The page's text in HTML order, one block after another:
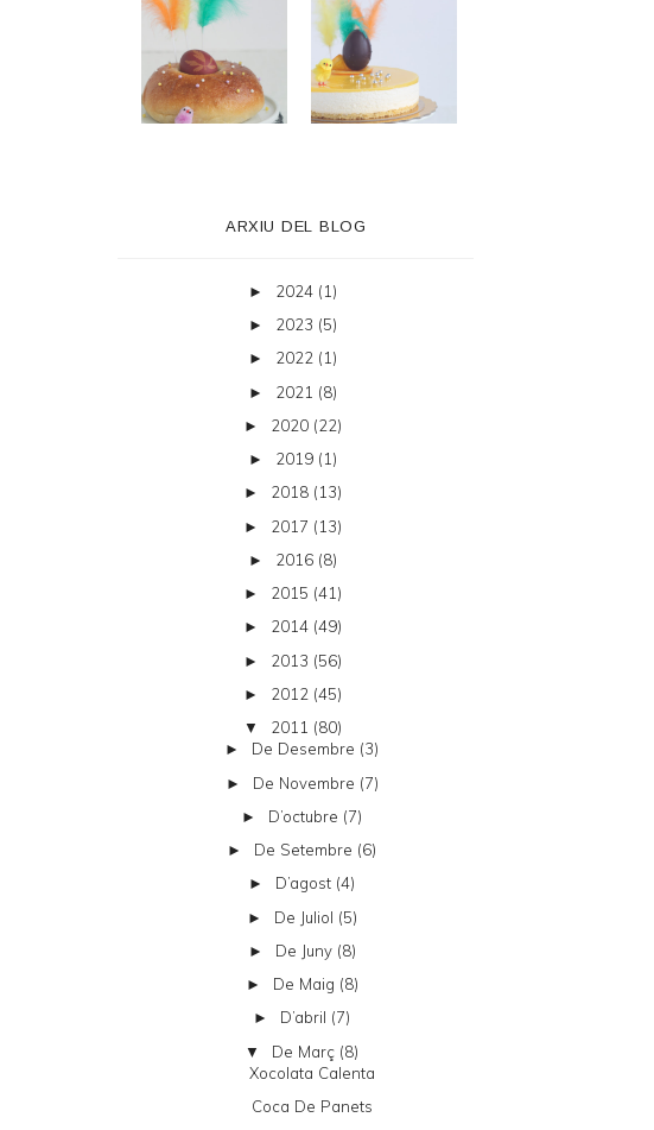
ARXIU DEL BLOG
► 2024 (1)
► 2023 (5)
► 2022 (1)
► 2021 (8)
► 2020 (22)
► 2019 (1)
► 2018 (13)
► 2017 (13)
► 2016 (8)
► 2015 (41)
► 2014 (49)
► 2013 (56)
► 2012 (45)
▼ 2011 (80)
► De Desembre (3)
► De Novembre (7)
► D’octubre (7)
► De Setembre (6)
► D’agost (4)
► De Juliol (5)
► De Juny (8)
► De Maig (8)
► D’abril (7)
▼ De Març (8)
Xocolata Calenta
Coca De Panets